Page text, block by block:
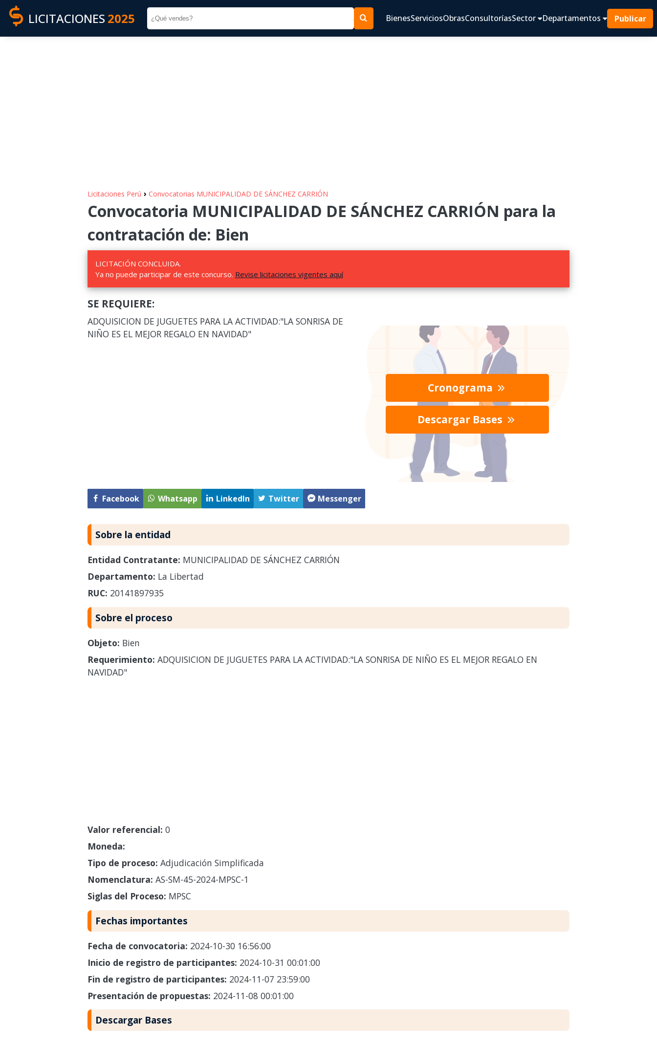
LICITACIONES 2025 BienesServiciosObrasConsultoríasSector Departamentos Publicar
Licitaciones Perú › Convocatorias MUNICIPALIDAD DE SÁNCHEZ CARRIÓN
Convocatoria MUNICIPALIDAD DE SÁNCHEZ CARRIÓN para la
contratación de: Bien
LICITACIÓN CONCLUIDA.
Ya no puede participar de este concurso. Revise licitaciones vigentes aquí
SE REQUIERE:
ADQUISICION DE JUGUETES PARA LA ACTIVIDAD:"LA SONRISA DE
NIÑO ES EL MEJOR REGALO EN NAVIDAD"
Facebook Whatsapp LinkedIn Twitter Messenger
Cronograma
Descargar Bases
Sobre la entidad
Entidad Contratante: MUNICIPALIDAD DE SÁNCHEZ CARRIÓN
Departamento: La Libertad
RUC: 20141897935
Sobre el proceso
Objeto: Bien
Requerimiento: ADQUISICION DE JUGUETES PARA LA ACTIVIDAD:"LA SONRISA DE NIÑO ES EL MEJOR REGALO EN
NAVIDAD"
Valor referencial: 0
Moneda:
Tipo de proceso: Adjudicación Simplificada
Nomenclatura: AS-SM-45-2024-MPSC-1
Siglas del Proceso: MPSC
Fechas importantes
Fecha de convocatoria: 2024-10-30 16:56:00
Inicio de registro de participantes: 2024-10-31 00:01:00
Fin de registro de participantes: 2024-11-07 23:59:00
Presentación de propuestas: 2024-11-08 00:01:00
Descargar Bases